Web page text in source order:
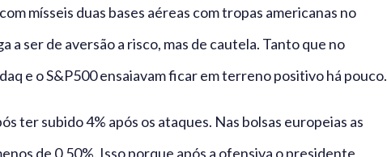
mísseis duas bases aéreas com tropas americanas no
a ser de aversão a risco, mas de cautela. Tanto que no
e o S&P500 ensaiavam ficar em terreno positivo há pouco.
ter subido 4% após os ataques. Nas bolsas europeias as
de 0,50%. Isso porque após a ofensiva o presidente